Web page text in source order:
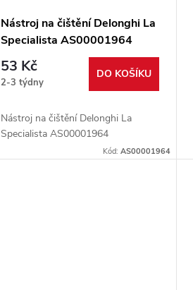
Nástroj na čištění Delonghi La
Specialista AS00001964
53 Kč
2-3 týdny
DO KOŠÍKU
Nástroj na čištění Delonghi La
Specialista AS00001964
Kód:AS00001964